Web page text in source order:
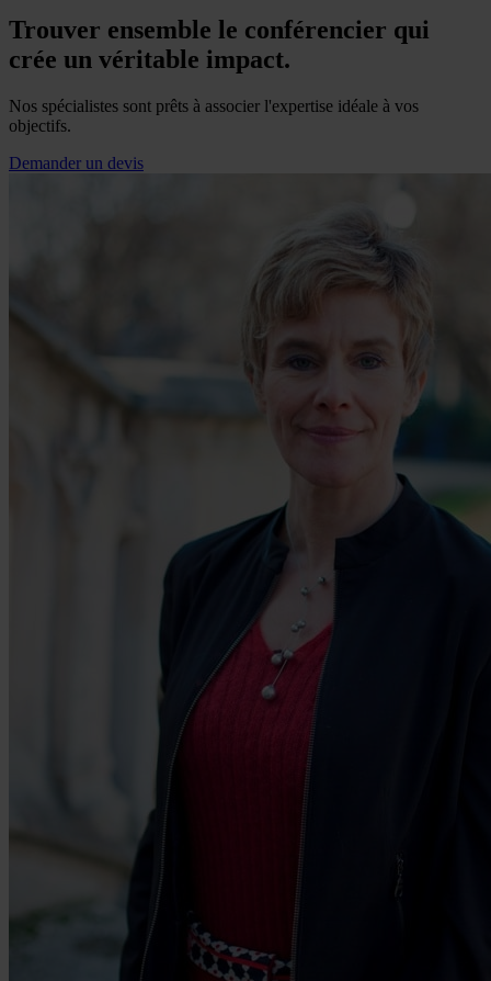
Trouver ensemble le conférencier qui
crée un véritable impact.
Nos spécialistes sont prêts à associer l'expertise idéale à vos
objectifs.
Demander un devis